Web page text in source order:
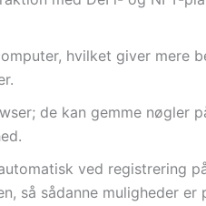
hvilket giver mere
de kan gemme nøgler
ved registrering
så sådanne muligheder